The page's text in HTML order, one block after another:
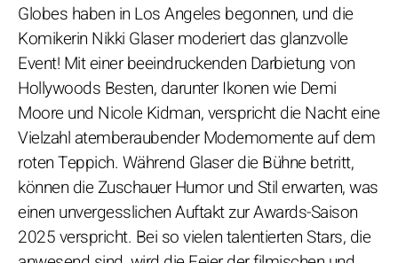
Globes haben in Los Angeles begonnen, und die
Komikerin Nikki Glaser moderiert das glanzvolle
Event! Mit einer beeindruckenden Darbietung von
Hollywoods Besten, darunter Ikonen wie Demi
Moore und Nicole Kidman, verspricht die Nacht eine
Vielzahl atemberaubender Modemomente auf dem
roten Teppich. Während Glaser die Bühne betritt,
können die Zuschauer Humor und Stil erwarten, was
einen unvergesslichen Auftakt zur Awards-Saison
2025 verspricht. Bei so vielen talentierten Stars, die